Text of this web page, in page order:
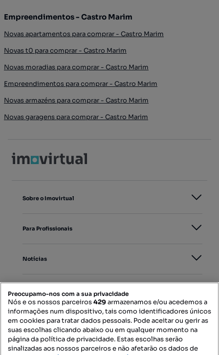
Empreendimentos - Castro Marim
Novas apartamentos para comprar - Castro Marim
Novas t0 para comprar - Castro Marim
Novas moradias para comprar - Castro Marim
Empreendimentos para comprar - Castro Marim
Novas armazéns para comprar - Castro Marim
Novas garagens para comprar - Castro Marim
Sobre o Imovirtual
Para Profissionais
Notícias
Mapa do Site
Contacte-nos
Preocupamo-nos com a sua privacidade
Nós e os nossos parceiros429armazenamos e/ou acedemos a
informações num dispositivo, tais como identificadores únicos
em cookies para tratar dados pessoais. Pode aceitar ou gerir as
suas escolhas clicando abaixo ou em qualquer momento na
página da política de privacidade. Estas escolhas serão
sinalizadas aos nossos parceiros e não afetarão os dados de